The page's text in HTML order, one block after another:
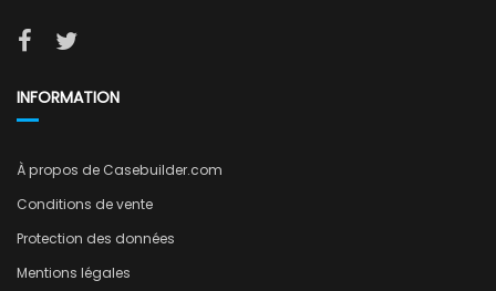
INFORMATION
À propos de Casebuilder.com
Conditions de vente
Protection des données
Mentions légales